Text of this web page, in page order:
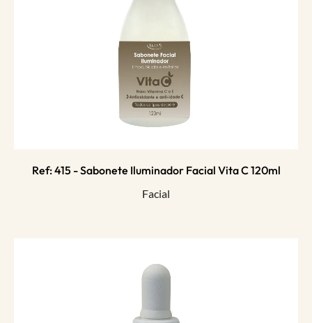
Ref: 415 - Sabonete Iluminador Facial Vita C 120ml
Facial